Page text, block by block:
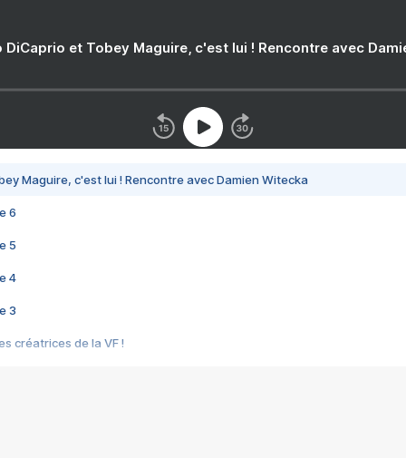
DiCaprio et Tobey Maguire, c'est lui ! Rencontre avec
Maguire, c'est lui ! Rencontre avec Damien Witecka
6
5
4
3
créatrices de la VF !